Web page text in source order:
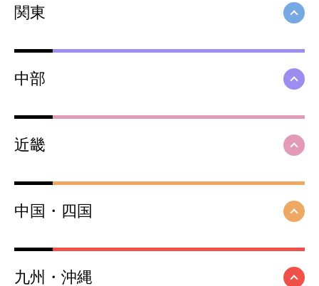
関東
中部
近畿
中国・四国
九州・沖縄